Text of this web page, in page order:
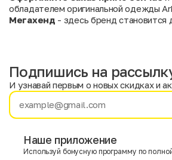
обладателем оригинальной одежды
Мегахенд - здесь бренд становится
Имя
E-mail
Подпишись на
И узнавай первым о новых скидках и
Наше приложение
Используй бонусную программу по